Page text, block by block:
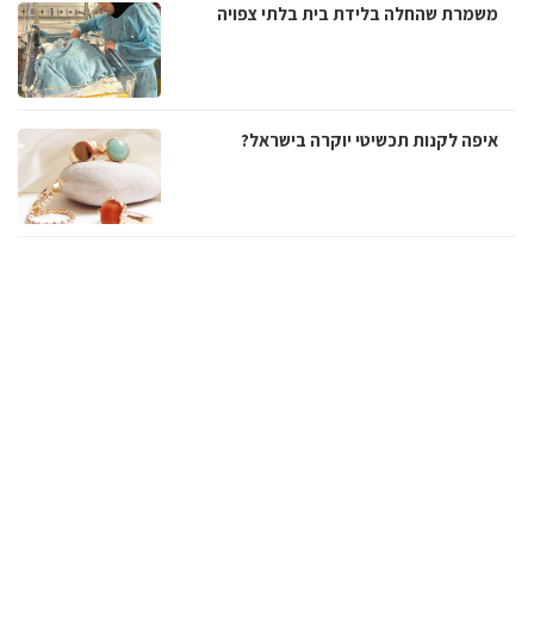
משמרת שהחלה בלידת בית בלתי צפויה
איפה לקנות תכשיטי יוקרה בישראל?